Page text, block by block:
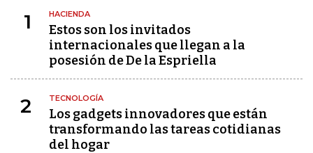
1 HACIENDA
Estos son los invitados
internacionales que llegan a la
posesión de De la Espriella
2 TECNOLOGÍA
Los gadgets innovadores que están
transformando las tareas cotidianas
del hogar